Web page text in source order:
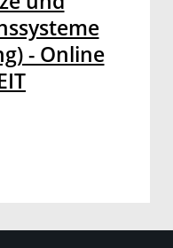
- Online